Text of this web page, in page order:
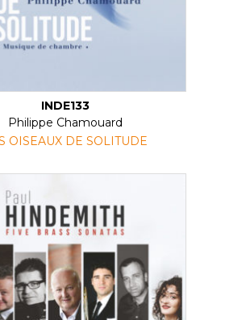
INDE133
Philippe Chamouard
OISEAUX DE SOLITUDE